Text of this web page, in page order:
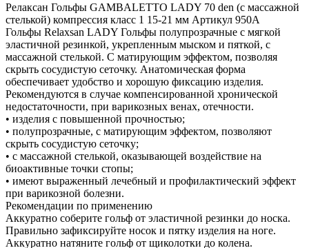
Релаксан Гольфы GAMBALETTO LADY 70 den (с массажной
стелькой) компрессия класс 1 15-21 мм Артикул 950A
Гольфы Relaxsan LADY Гольфы полупрозрачные с мягкой
эластичной резинкой, укрепленным мыском и пяткой, с
массажной стелькой. С матирующим эффектом, позволяя
скрыть сосудистую сеточку. Анатомическая форма
обеспечивает удобство и хорошую фиксацию изделия.
Рекомендуются в случае компенсированной хронической
недостаточности, при варикозных венах, отечности.
• изделия с повышенной прочностью;
• полупрозрачные, с матирующим эффектом, позволяют
скрыть сосудистую сеточку;
• с массажной стелькой, оказывающей воздействие на
биоактивные точки стопы;
• имеют выраженный лечебный и профилактический эффект
при варикозной болезни.
Рекомендации по применению
Аккуратно соберите гольф от эластичной резинки до носка.
Правильно зафиксируйте носок и пятку изделия на ноге.
Аккуратно натяните гольф от щиколотки до колена.